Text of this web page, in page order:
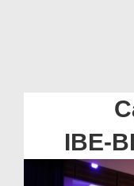
IBE-